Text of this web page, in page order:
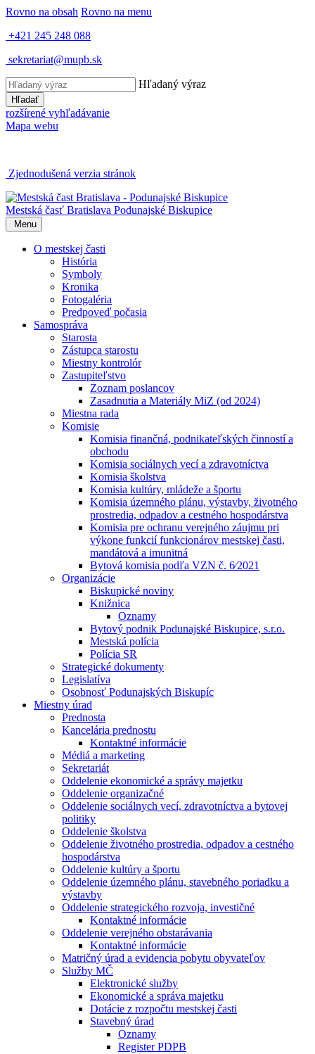
Rovno na obsah Rovno na menu
+421 245 248 088
sekretariat@mupb.sk
Hľadaný výraz
Hľadať
rozšírené vyhľadávanie
Mapa webu
Zjednodušená verzia stránok
Mestská časť Bratislava Podunajské Biskupice
Menu
O mestskej časti
História
Symboly
Kronika
Fotogaléria
Predpoveď počasia
Samospráva
Starosta
Zástupca starostu
Miestny kontrolór
Zastupiteľstvo
Zoznam poslancov
Zasadnutia a Materiály MiZ (od 2024)
Miestna rada
Komisie
Komisia finančná, podnikateľských činností a
obchodu
Komisia sociálnych vecí a zdravotníctva
Komisia školstva
Komisia kultúry, mládeže a športu
Komisia územného plánu, výstavby, životného
prostredia, odpadov a cestného hospodárstva
Komisia pre ochranu verejného záujmu pri
výkone funkcií funkcionárov mestskej časti,
mandátová a imunitná
Bytová komisia podľa VZN č. 6⁄2021
Organizácie
Biskupické noviny
Knižnica
Oznamy
Bytový podnik Podunajské Biskupice, s.r.o.
Mestská polícia
Polícia SR
Strategické dokumenty
Legislatíva
Osobnosť Podunajských Biskupíc
Miestny úrad
Prednosta
Kancelária prednostu
Kontaktné informácie
Médiá a marketing
Sekretariát
Oddelenie ekonomické a správy majetku
Oddelenie organizačné
Oddelenie sociálnych vecí, zdravotníctva a bytovej
politiky
Oddelenie školstva
Oddelenie životného prostredia, odpadov a cestného
hospodárstva
Oddelenie kultúry a športu
Oddelenie územného plánu, stavebného poriadku a
výstavby
Oddelenie strategického rozvoja, investičné
Kontaktné informácie
Oddelenie verejného obstarávania
Kontaktné informácie
Matričný úrad a evidencia pobytu obyvateľov
Služby MČ
Elektronické služby
Ekonomické a správa majetku
Dotácie z rozpočtu mestskej časti
Stavebný úrad
Oznamy
Register PDPB